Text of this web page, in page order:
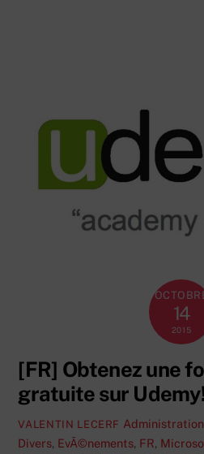
14
2015
[FR] Obtenez une
gratuite sur
VALENTIN LECERF Administration
Divers, EvÃ©nements, FR,